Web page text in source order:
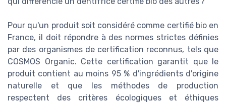
Pour qu'un produit soit considéré comme certifié bio en
France, il doit répondre à des normes strictes définies
par des organismes de certification reconnus, tels que
COSMOS Organic. Cette certification garantit que le
produit contient au moins 95 % d'ingrédients d'origine
naturelle et que les méthodes de production
respectent des critères écologiques et éthiques